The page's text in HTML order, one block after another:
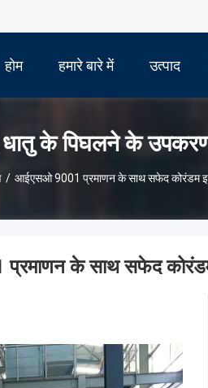
होम हमारे बारे में उत्पाद
धातु के पिघलने के
/ आईएसओ 9001 प्रमाणन के साथ सफेद कोरंडम
के साथ सफेद